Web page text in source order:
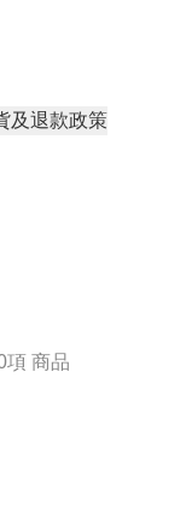
及退款政策
項 商品